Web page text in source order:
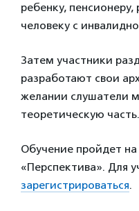
ребенку,
человеку с
Затем участники
разработают свои
желании слушатели
теоретическую часть.
Обучение пройдет
«Перспектива». Для
зарегистрироваться.